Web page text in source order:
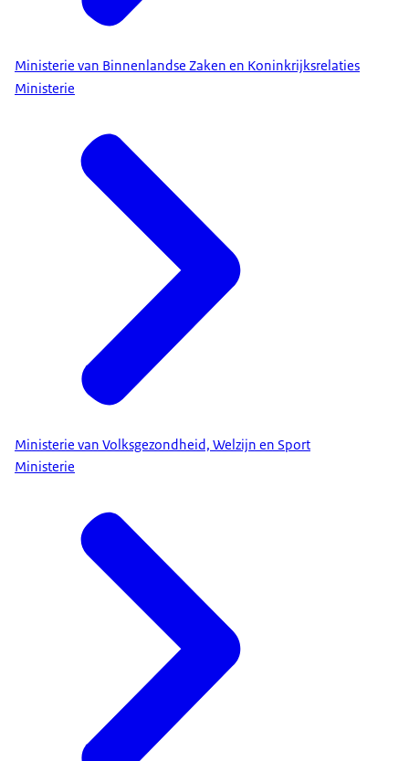
Ministerie van Binnenlandse Zaken en Koninkrijksrelaties
Ministerie
Ministerie van Volksgezondheid, Welzijn en Sport
Ministerie